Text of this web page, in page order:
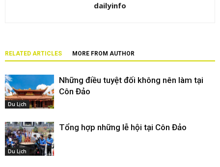
dailyinfo
RELATED ARTICLES MORE FROM AUTHOR
Du Lịch
Những điều tuyệt đối không nên làm tại
Côn Đảo
Du Lịch
Tổng hợp những lễ hội tại Côn Đảo